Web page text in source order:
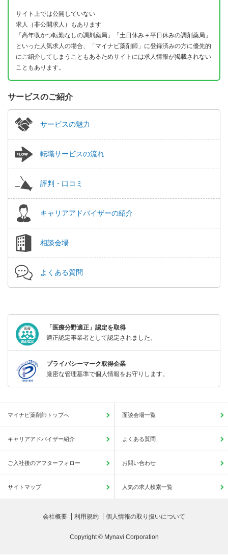
サイト上では公開していない
求人（非公開求人）もあります
「高年収かつ転勤なしの調剤薬局」「土日休み＋平日休みの調剤薬局」
といった人気求人の場合、「マイナビ薬剤師」に登録済みの方に優先的
にご紹介してしまうこともあるためサイトには求人情報が掲載されない
こともあります。
サービスのご紹介
サービスの魅力
転職サービスの流れ
評判・口コミ
キャリアアドバイザーの紹介
相談会場
よくある質問
「医療分野適正」認定を取得
適正認定事業者として認定されました。
プライバシーマーク取得企業
厳密な管理基準で個人情報をお守りします。
マイナビ薬剤師トップへ 面談会場一覧
キャリアアドバイザー紹介 よくある質問
ご入社後のアフターフォロー お問い合わせ
サイトマップ 人気の求人検索一覧
会社概要 利用規約 個人情報の取り扱いについて
Copyright © Mynavi Corporation